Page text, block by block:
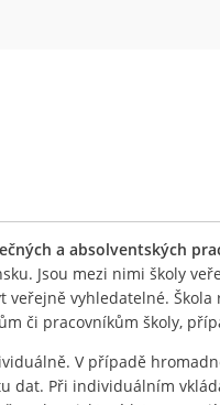
a absolventských
Jsou mezi nimi školy
vyhledatelné.
či pracovníkům školy,
V případě
dat. Při individuálním